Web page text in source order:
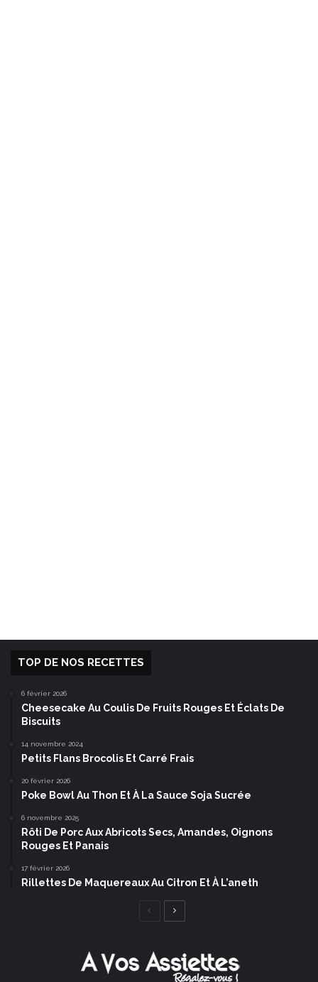
TOP DE NOS RECETTES
6 février 2026
Cheesecake Au Coulis De Fruits Rouges Et Éclats De
Biscuits
14 novembre 2024
Petits Flans Brocolis Et Carré Frais
20 février 2026
Poke Bowl Au Thon Et À La Sauce Soja Sucrée
6 novembre 2025
Rôti De Porc Aux Abricots Secs, Amandes, Oignons
Rouges Et Panais
17 février 2026
Rillettes De Maquereaux Au Citron Et À L’aneth
Page